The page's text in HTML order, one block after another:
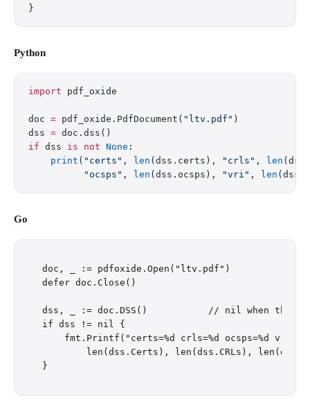
}
Python
import pdf_oxide
doc = pdf_oxide.PdfDocument( "ltv.pdf" )
dss = doc.dss()
if dss is not None :
    print
( "certs" , len (dss.certs), "crls" , len
          "ocsps"
, len (dss.ocsps), "vri" , len
Go
doc, _ := pdfoxide.Open("ltv.pdf")
defer doc.Close()
dss, _ := doc.DSS()           // nil when the PDF
if dss != nil {
fmt.Printf("certs=%d crls=%d ocsps=%d
len(dss.Certs), len(dss.CRLs),